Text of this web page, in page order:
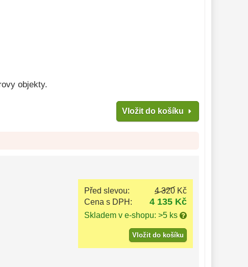
objekty.
Vložit do košíku
Před slevou:
4 320 Kč
Cena s DPH:
4 135 Kč
Skladem v e-shopu: >5 ks
Vložit do košíku